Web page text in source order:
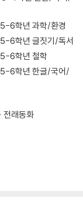
5-6학년 과학/환경
5-6학년 글짓기/독서
5-6학년 철학
5-6학년 한글/국어/
전래동화